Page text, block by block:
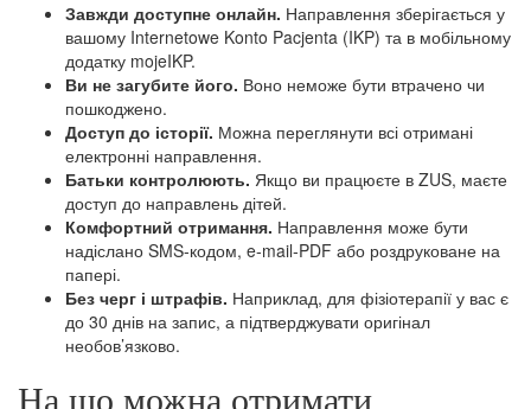
Завжди доступне онлайн. Направлення зберігається у
вашому Internetowe Konto Pacjenta (IKP) та в мобільному
додатку mojeIKP.
Ви не загубите його. Воно неможе бути втрачено чи
пошкоджено.
Доступ до історії. Можна переглянути всі отримані
електронні направлення.
Батьки контролюють. Якщо ви працюєте в ZUS, маєте
доступ до направлень дітей.
Комфортний отримання. Направлення може бути
надіслано SMS‑кодом, e‑mail‑PDF або роздруковане на
папері.
Без черг і штрафів. Наприклад, для фізіотерапії у вас є
до 30 днів на запис, а підтверджувати оригінал
необов’язково.
На що можна отримати